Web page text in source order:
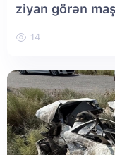
ziyan görən
14